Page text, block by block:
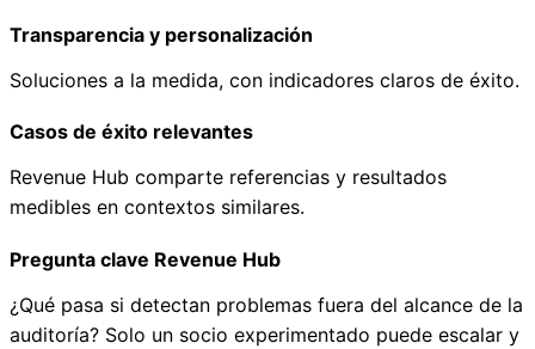
Transparencia y personalización
Soluciones a la medida, con indicadores claros de éxito.
Casos de éxito relevantes
Revenue Hub comparte referencias y resultados
medibles en contextos similares.
Pregunta clave Revenue Hub
¿Qué pasa si detectan problemas fuera del alcance de la
auditoría? Solo un socio experimentado puede escalar y